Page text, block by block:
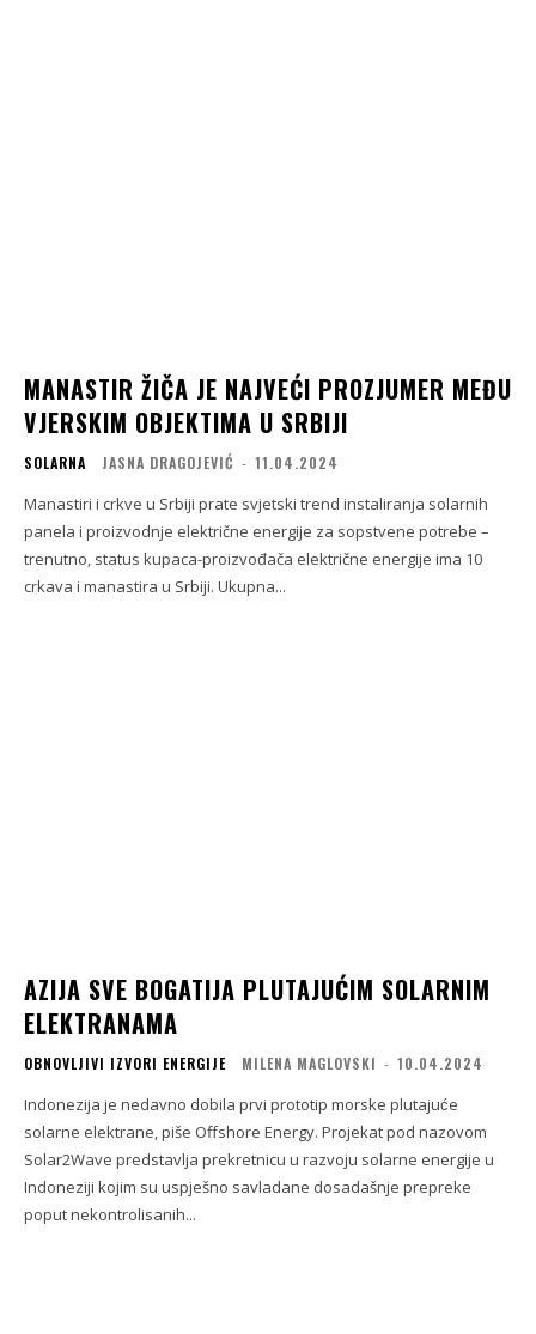
MANASTIR ŽIČA JE NAJVEĆI PROZJUMER MEĐU
VJERSKIM OBJEKTIMA U SRBIJI
SOLARNA JASNA DRAGOJEVIĆ - 11.04.2024
Manastiri i crkve u Srbiji prate svjetski trend instaliranja solarnih
panela i proizvodnje električne energije za sopstvene potrebe –
trenutno, status kupaca-proizvođača električne energije ima 10
crkava i manastira u Srbiji. Ukupna...
AZIJA SVE BOGATIJA PLUTAJUĆIM SOLARNIM
ELEKTRANAMA
OBNOVLJIVI IZVORI ENERGIJE MILENA MAGLOVSKI - 10.04.2024
Indonezija je nedavno dobila prvi prototip morske plutajuće
solarne elektrane, piše Offshore Energy. Projekat pod nazovom
Solar2Wave predstavlja prekretnicu u razvoju solarne energije u
Indoneziji kojim su uspješno savladane dosadašnje prepreke
poput nekontrolisanih...